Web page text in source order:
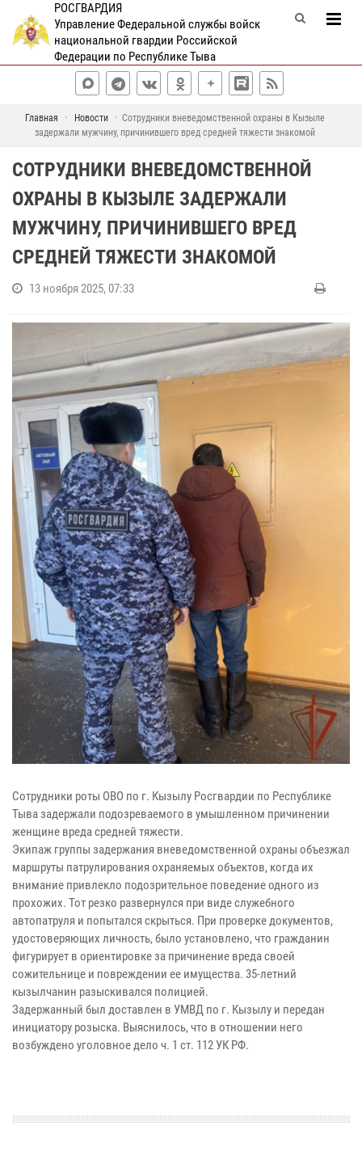
РОСГВАРДИЯ
Управление Федеральной службы войск
национальной гвардии Российской
Федерации по Республике Тыва
Главная Новости
Сотрудники вневедомственной охраны в Кызыле
задержали мужчину, причинившего вред средней тяжести знакомой
СОТРУДНИКИ ВНЕВЕДОМСТВЕННОЙ
ОХРАНЫ В КЫЗЫЛЕ ЗАДЕРЖАЛИ
МУЖЧИНУ, ПРИЧИНИВШЕГО ВРЕД
СРЕДНЕЙ ТЯЖЕСТИ ЗНАКОМОЙ
13 ноября 2025, 07:33
Сотрудники роты ОВО по г. Кызылу Росгвардии по Республике
Тыва задержали подозреваемого в умышленном причинении
женщине вреда средней тяжести.
Экипаж группы задержания вневедомственной охраны объезжал
маршруты патрулирования охраняемых объектов, когда их
внимание привлекло подозрительное поведение одного из
прохожих. Тот резко развернулся при виде служебного
автопатруля и попытался скрыться. При проверке документов,
удостоверяющих личность, было установлено, что гражданин
фигурирует в ориентировке за причинение вреда своей
сожительнице и повреждении ее имущества. 35-летний
кызылчанин разыскивался полицией.
Задержанный был доставлен в УМВД по г. Кызылу и передан
инициатору розыска. Выяснилось, что в отношении него
возбуждено уголовное дело ч. 1 ст. 112 УК РФ.